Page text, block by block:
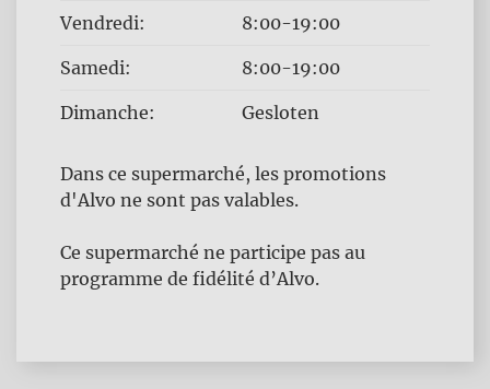
Vendredi: 8:00-19:00
Samedi: 8:00-19:00
Dimanche: Gesloten
Dans ce supermarché, les promotions
d'Alvo ne sont pas valables.
Ce supermarché ne participe pas au
programme de fidélité d’Alvo.